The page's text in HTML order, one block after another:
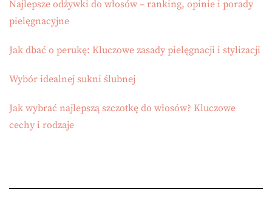
Najlepsze odżywki do włosów – ranking, opinie i porady
pielęgnacyjne
Jak dbać o perukę: Kluczowe zasady pielęgnacji i stylizacji
Wybór idealnej sukni ślubnej
Jak wybrać najlepszą szczotkę do włosów? Kluczowe
cechy i rodzaje